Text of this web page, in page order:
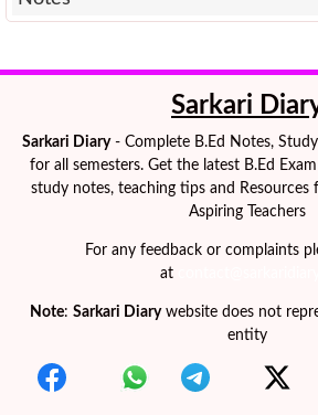
Sarkari
Sarkari Diary- Complete B.Ed Notes,
for all semesters. Get the latest B.Ed
study notes, teaching tips and Resources
Aspiring Teachers
For any feedback or complaints
at
Note: Sarkari Diarywebsite does not
entity